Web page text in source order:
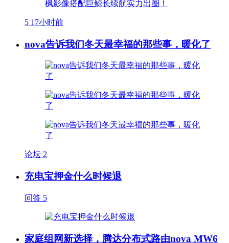
5 17小时前
nova告诉我们冬天最幸福的那些事，暖化了
论坛 2
充电宝押金什么时候退
问答 5
家庭组网新选择，腾达分布式路由nova MW6